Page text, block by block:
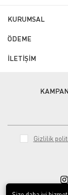
KURUMSAL
ÖDEME
İLETİŞİM
Gizlilik